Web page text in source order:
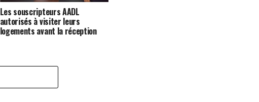
Les souscripteurs AADL
autorisés à visiter leurs
logements avant la réception